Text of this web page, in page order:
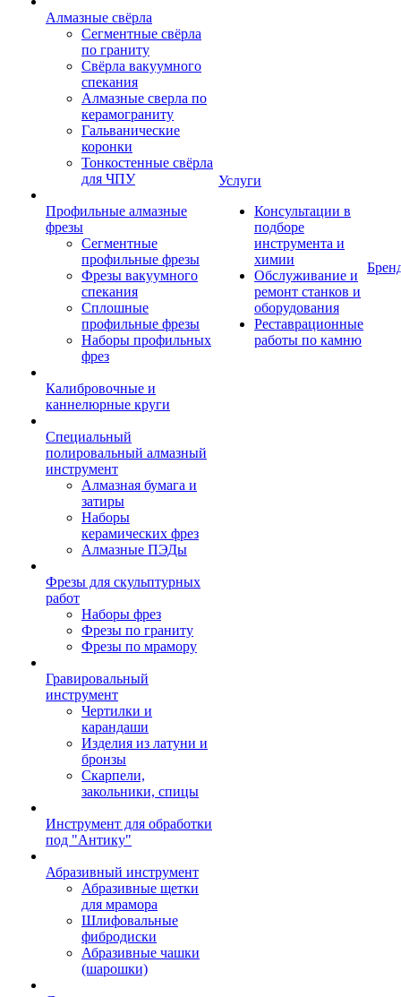
Алмазные свёрла
Сегментные свёрла
по граниту
Свёрла вакуумного
спекания
Алмазные сверла по
керамограниту
Гальванические
коронки
Тонкостенные свёрла
для ЧПУ
Профильные алмазные
фрезы
Сегментные
профильные фрезы
Фрезы вакуумного
спекания
Сплошные
профильные фрезы
Наборы профильных
фрез
Калибровочные и
каннелюрные круги
Специальный
полировальный алмазный
инструмент
Алмазная бумага и
затиры
Наборы
керамических фрез
Алмазные ПЭДы
Фрезы для скульптурных
работ
Наборы фрез
Фрезы по граниту
Фрезы по мрамору
Гравировальный
инструмент
Чертилки и
карандаши
Изделия из латуни и
бронзы
Скарпели,
закольники, спицы
Инструмент для обработки
под "Антику"
Абразивный инструмент
Абразивные щетки
для мрамора
Шлифовальные
фибродиски
Абразивные чашки
(шарошки)
Услуги
Консультации в
подборе
инструмента и
химии
Обслуживание и
ремонт станков и
оборудования
Реставрационные
работы по камню